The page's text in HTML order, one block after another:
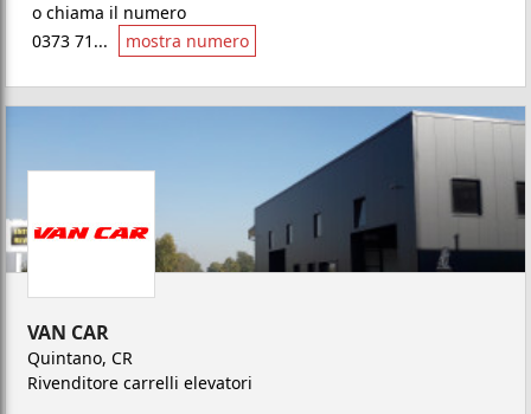
o chiama il numero
0373 71...
mostra numero
VAN CAR
Quintano, CR
Rivenditore carrelli elevatori